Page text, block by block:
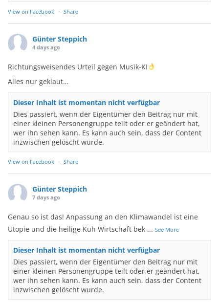
View on Facebook · Share
Günter Steppich
4 days ago
Richtungsweisendes Urteil gegen Musik-KI
Alles nur geklaut…
Dieser Inhalt ist momentan nicht verfügbar
Dies passiert, wenn der Eigentümer den Beitrag nur mit
einer kleinen Personengruppe teilt oder er geändert hat,
wer ihn sehen kann. Es kann auch sein, dass der Content
inzwischen gelöscht wurde.
View on Facebook · Share
Günter Steppich
7 days ago
Genau so ist das! Anpassung an den Klimawandel ist eine
Utopie und die heilige Kuh Wirtschaft bek ... See More
Dieser Inhalt ist momentan nicht verfügbar
Dies passiert, wenn der Eigentümer den Beitrag nur mit
einer kleinen Personengruppe teilt oder er geändert hat,
wer ihn sehen kann. Es kann auch sein, dass der Content
inzwischen gelöscht wurde.